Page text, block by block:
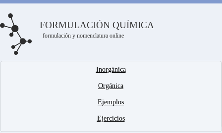
FORMULACIÓN QUÍMICA
formulación y nomenclatura online
Inorgánica
Orgánica
Ejemplos
Ejercicios